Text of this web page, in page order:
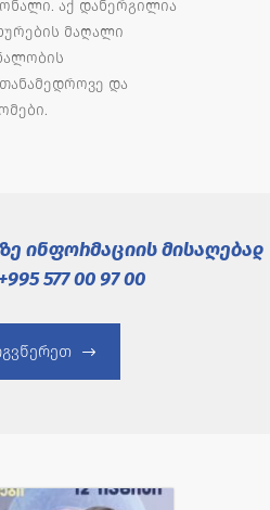
აქ დანერგილია
მაღალი
და
ინფორმაციის მისაღებად
577 00 97 00